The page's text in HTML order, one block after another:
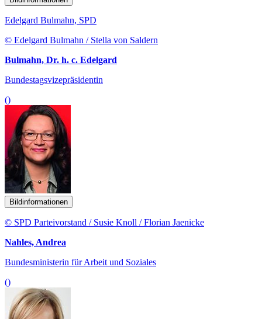
Edelgard Bulmahn, SPD
© Edelgard Bulmahn / Stella von Saldern
Bulmahn, Dr. h. c. Edelgard
Bundestagsvizepräsidentin
()
Bildinformationen
© SPD Parteivorstand / Susie Knoll / Florian Jaenicke
Nahles, Andrea
Bundesministerin für Arbeit und Soziales
()